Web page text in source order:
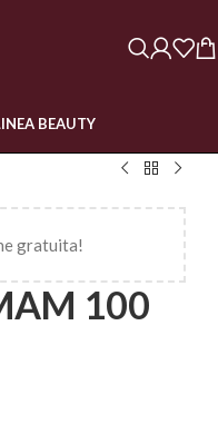
BEAUTY
gratuita!
100